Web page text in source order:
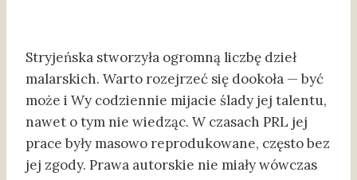
Stryjeńska stworzyła ogromną liczbę dzieł
malarskich. Warto rozejrzeć się dookoła — być
może i Wy codziennie mijacie ślady jej talentu,
nawet o tym nie wiedząc. W czasach PRL jej
prace były masowo reprodukowane, często bez
jej zgody. Prawa autorskie nie miały wówczas